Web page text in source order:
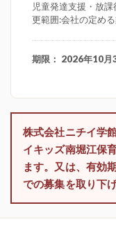
児童発達支援・放
更範囲:会社の定め
期限： 2026年10月
株式会社ニチイ学
イキッズ南堀江保
ます。又は、有効
での募集を取り下